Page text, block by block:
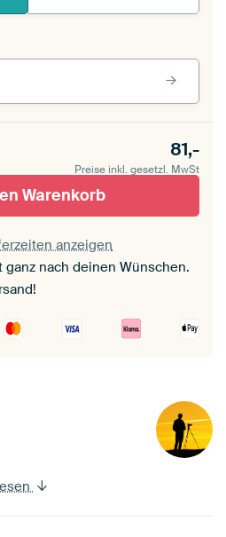
81,-
Preise inkl. gesetzl. MwSt
Warenkorb
anzeigen
nach deinen Wünschen.